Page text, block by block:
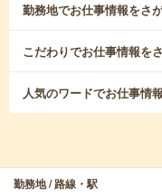
勤務地でお仕事情報をさ
こだわりでお仕事情報を
人気のワードでお仕事情
勤務地 / 路線・駅